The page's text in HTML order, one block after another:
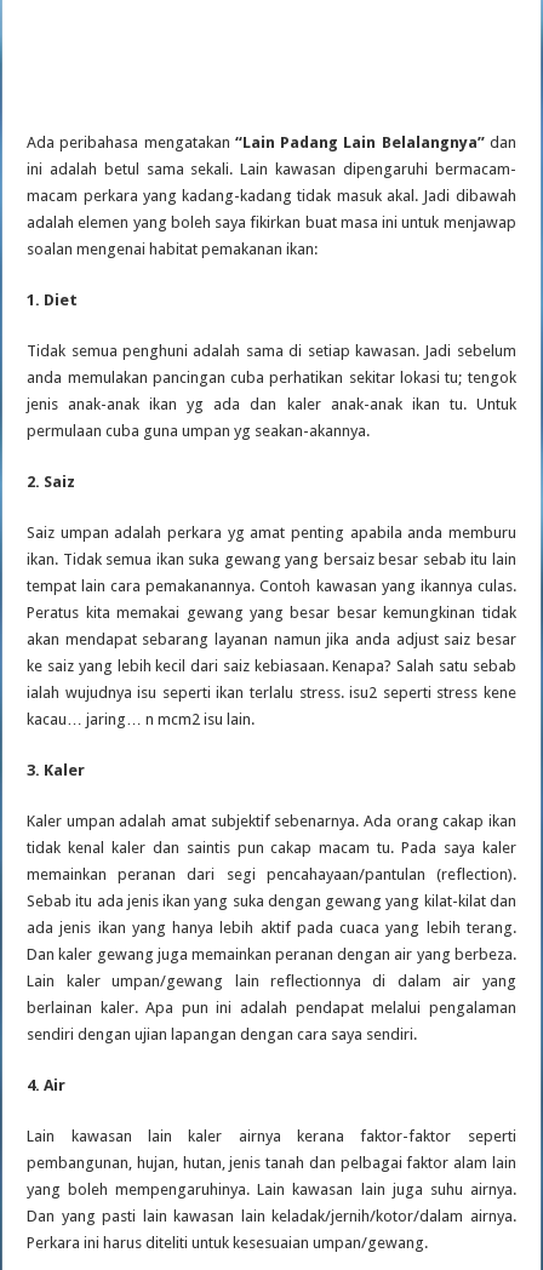
Ada peribahasa mengatakan “Lain Padang Lain Belalangnya”dan
ini adalah betul sama sekali. Lain kawasan dipengaruhi bermacam-
macam perkara yang kadang-kadang tidak masuk akal. Jadi dibawah
adalah elemen yang boleh saya fikirkan buat masa ini untuk menjawap
soalan mengenai habitat pemakanan ikan:
1. Diet
Tidak semua penghuni adalah sama di setiap kawasan. Jadi sebelum
anda memulakan pancingan cuba perhatikan sekitar lokasi tu; tengok
jenis anak-anak ikan yg ada dan kaler anak-anak ikan tu. Untuk
permulaan cuba guna umpan yg seakan-akannya.
2. Saiz
Saiz umpan adalah perkara yg amat penting apabila anda memburu
ikan. Tidak semua ikan suka gewang yang bersaiz besar sebab itu lain
tempat lain cara pemakanannya. Contoh kawasan yang ikannya culas.
Peratus kita memakai gewang yang besar besar kemungkinan tidak
akan mendapat sebarang layanan namun jika anda adjust saiz besar
ke saiz yang lebih kecil dari saiz kebiasaan. Kenapa? Salah satu sebab
ialah wujudnya isu seperti ikan terlalu stress. isu2 seperti stress kene
kacau… jaring… n mcm2 isu lain.
3. Kaler
Kaler umpan adalah amat subjektif sebenarnya. Ada orang cakap ikan
tidak kenal kaler dan saintis pun cakap macam tu. Pada saya kaler
memainkan peranan dari segi pencahayaan/pantulan (reflection).
Sebab itu ada jenis ikan yang suka dengan gewang yang kilat-kilat dan
ada jenis ikan yang hanya lebih aktif pada cuaca yang lebih terang.
Dan kaler gewang juga memainkan peranan dengan air yang berbeza.
Lain kaler umpan/gewang lain reflectionnya di dalam air yang
berlainan kaler. Apa pun ini adalah pendapat melalui pengalaman
sendiri dengan ujian lapangan dengan cara saya sendiri.
4. Air
Lain kawasan lain kaler airnya kerana faktor-faktor seperti
pembangunan, hujan, hutan, jenis tanah dan pelbagai faktor alam lain
yang boleh mempengaruhinya. Lain kawasan lain juga suhu airnya.
Dan yang pasti lain kawasan lain keladak/jernih/kotor/dalam airnya.
Perkara ini harus diteliti untuk kesesuaian umpan/gewang.